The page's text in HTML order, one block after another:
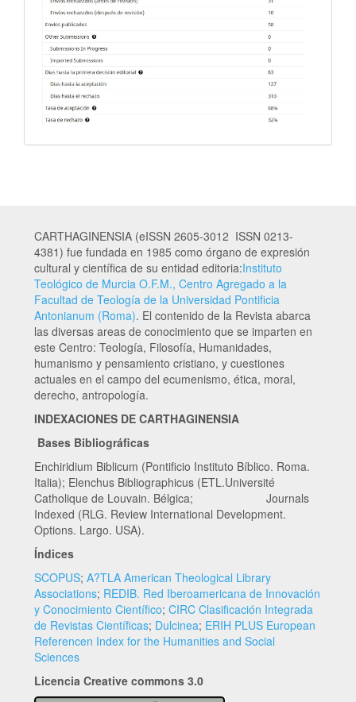
CARTHAGINENSIA (eISSN 2605-3012 ISSN 0213-
4381) fue fundada en 1985 como órgano de expresión
cultural y científica de su entidad editoria:Instituto
Teológico de Murcia O.F.M., Centro Agregado a la
Facultad de Teología de la Universidad Pontificia
Antonianum (Roma). El contenido de la Revista abarca
las diversas areas de conocimiento que se imparten en
este Centro: Teología, Filosofía, Humanidades,
humanismo y pensamiento cristiano, y cuestiones
actuales en el campo del ecumenismo, ética, moral,
derecho, antropología.
INDEXACIONES DE CARTHAGINENSIA
Bases Bibliográficas
Enchiridium Biblicum (Pontificio Instituto Bíblico. Roma.
Italia); Elenchus Bibliographicus (ETL.Université
Catholique de Louvain. Bélgica; Journals
Indexed (RLG. Review International Development.
Options. Largo. USA).
Índices
SCOPUS; A?TLA American Theological Library
Associations; REDIB. Red Iberoamericana de Innovación
y Conocimiento Científico; CIRC Clasificación Integrada
de Revistas Científicas; Dulcinea; ERIH PLUS European
Referencen Index for the Humanities and Social
Sciences
Licencia Creative commons 3.0